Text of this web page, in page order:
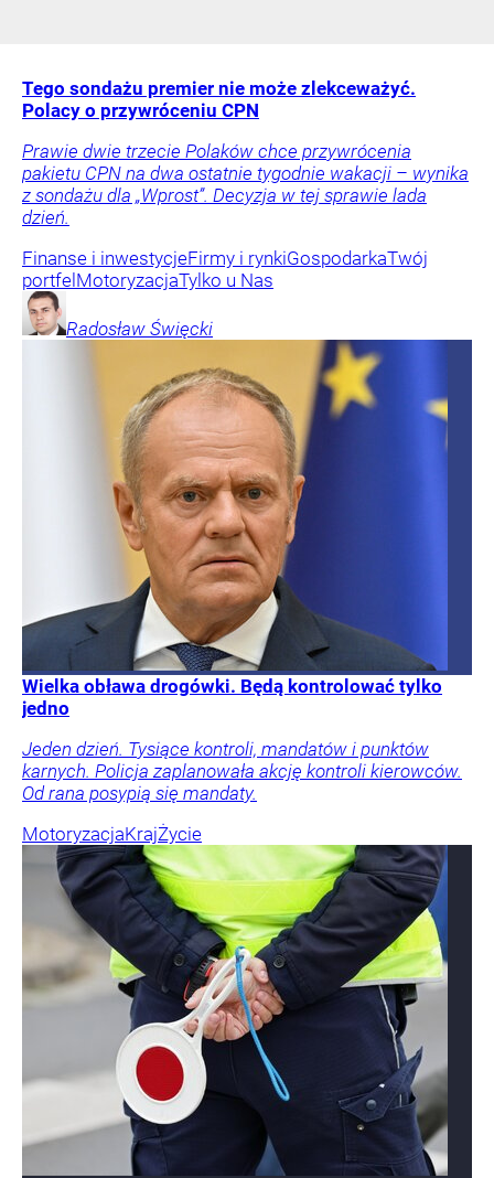
Tego sondażu premier nie może zlekceważyć.
Polacy o przywróceniu CPN
Prawie dwie trzecie Polaków chce przywrócenia
pakietu CPN na dwa ostatnie tygodnie wakacji – wynika
z sondażu dla „Wprost”. Decyzja w tej sprawie lada
dzień.
Finanse i inwestycjeFirmy i rynkiGospodarkaTwój
portfelMotoryzacjaTylko u Nas
Radosław Święcki
Wielka obława drogówki. Będą kontrolować tylko
jedno
Jeden dzień. Tysiące kontroli, mandatów i punktów
karnych. Policja zaplanowała akcję kontroli kierowców.
Od rana posypią się mandaty.
MotoryzacjaKrajŻycie